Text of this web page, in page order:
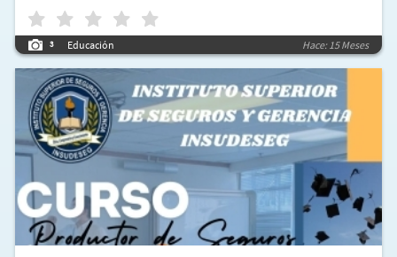
3 Educación Hace: 15 Meses